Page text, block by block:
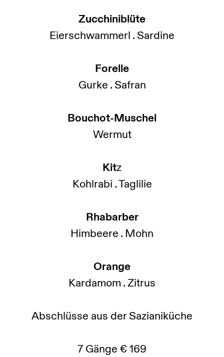
Zucchiniblüte
Eierschwammerl . Sardine
Forelle
Gurke . Safran
Bouchot-Muschel
Wermut
Kitz
Kohlrabi . Taglilie
Rhabarber
Himbeere . Mohn
Orange
Kardamom . Zitrus
Abschlüsse aus der Sazianiküche
7 Gänge € 169